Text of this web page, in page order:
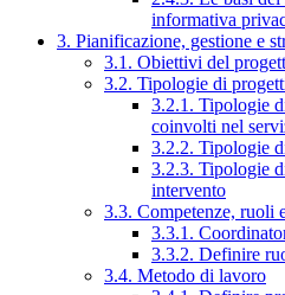
informativa
3. Pianificazione, gestione e
3.1. Obiettivi del
3.2. Tipologie di
3.2.1. Tipologie
coinvolti nel
3.2.2. Tipologie
3.2.3. Tipologie
intervento
3.3. Competenze, ruoli
3.3.1.
3.3.2. Definire
3.4. Metodo di lavoro